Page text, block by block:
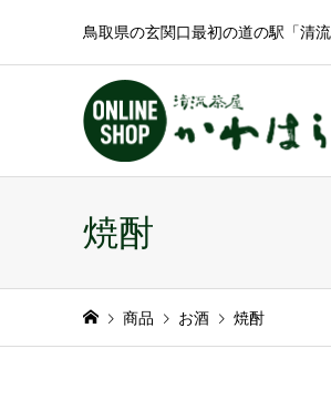
鳥取県の玄関口最初の道の駅「清
焼酎
商品 お酒 焼酎